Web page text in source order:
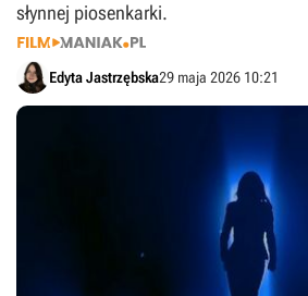
słynnej piosenkarki.
Edyta Jastrzębska29 maja 2026 10:21